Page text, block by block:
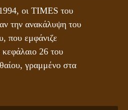
οι TIMES του
την ανακάλυψη του
που εμφάνιζε
26 του
γραμμένο στα